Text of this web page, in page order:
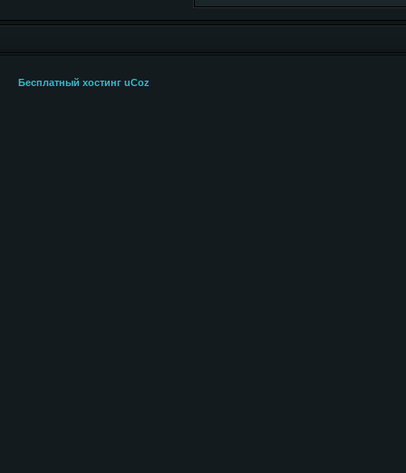
Бесплатный хостинг uCoz